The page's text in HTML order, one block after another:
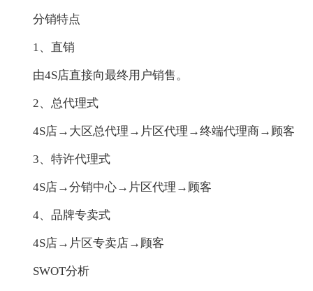
分销特点
1、直销
由4S店直接向最终用户销售。
2、总代理式
4S店→大区总代理→片区代理→终端代理商→顾客
3、特许代理式
4S店→分销中心→片区代理→顾客
4、品牌专卖式
4S店→片区专卖店→顾客
SWOT分析